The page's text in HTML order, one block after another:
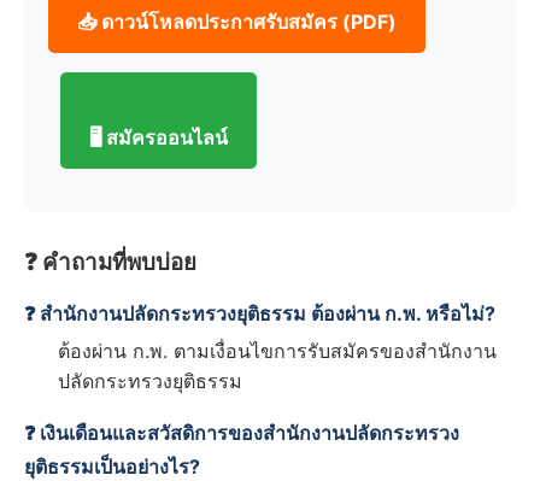
📥 ดาวน์โหลดประกาศรับสมัคร (PDF)
🖥️ สมัครออนไลน์
❓ คำถามที่พบบ่อย
❓ สำนักงานปลัดกระทรวงยุติธรรม ต้องผ่าน ก.พ. หรือไม่?
ต้องผ่าน ก.พ. ตามเงื่อนไขการรับสมัครของสำนักงาน
ปลัดกระทรวงยุติธรรม
❓ เงินเดือนและสวัสดิการของสำนักงานปลัดกระทรวง
ยุติธรรมเป็นอย่างไร?